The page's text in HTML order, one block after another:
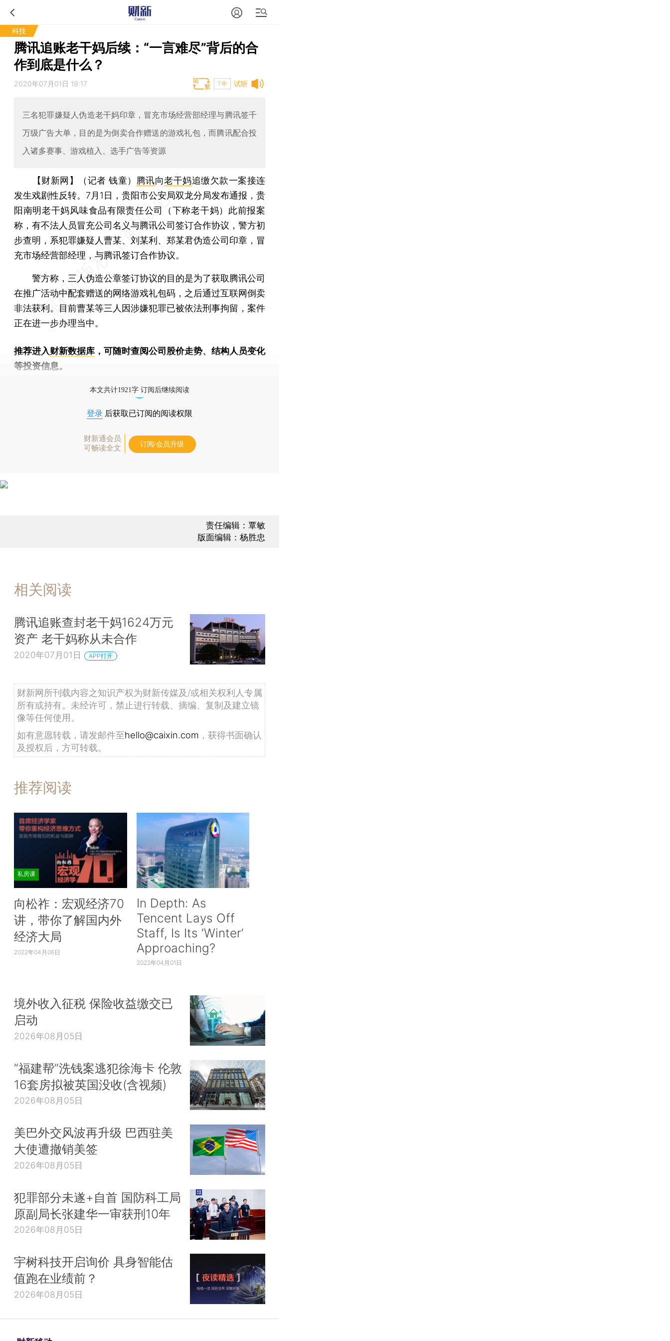
科技
腾讯追账老干妈后续：“一言难尽”背后的合
作到底是什么？
试听
2020年07月01日 19:17 T中
三名犯罪嫌疑人伪造老干妈印章，冒充市场经营部经理与腾讯签千
万级广告大单，目的是为倒卖合作赠送的游戏礼包，而腾讯配合投
入诸多赛事、游戏植入、选手广告等资源
【财新网】（记者 钱童） 腾讯向老干妈追缴欠款一案接连
发生戏剧性反转。7月1日，贵阳市公安局双龙分局发布通报，贵
阳南明老干妈风味食品有限责任公司（下称老干妈）此前报案
称，有不法人员冒充公司名义与腾讯公司签订合作协议，警方初
步查明，系犯罪嫌疑人曹某、刘某利、郑某君伪造公司印章，冒
充市场经营部经理，与腾讯签订合作协议。
警方称，三人伪造公章签订协议的目的是为了获取腾讯公司
在推广活动中配套赠送的网络游戏礼包码，之后通过互联网倒卖
非法获利。目前曹某等三人因涉嫌犯罪已被依法刑事拘留，案件
正在进一步办理当中。
推荐进入财新数据库 ，可随时查阅公司股价走势、结构人员变化
等投资信息。
本文共计1921字 订阅后继续阅读
登录 后获取已订阅的阅读权限
财新通会员
可畅读全文
订阅/会员升级
责任编辑：覃敏
版面编辑：杨胜忠
相关阅读
腾讯追账查封老干妈1624万元
资产 老干妈称从未合作
2020年07月01日 APP打开
财新网所刊载内容之知识产权为财新传媒及/或相关权利人专属
所有或持有。未经许可，禁止进行转载、摘编、复制及建立镜
像等任何使用。
如有意愿转载，请发邮件至hello@caixin.com ，获得书面确认
及授权后，方可转载。
推荐阅读
私房课
向松祚：宏观经济70
讲，带你了解国内外
经济大局
2022年04月06日
In Depth: As
Tencent Lays Off
Staff, Is Its ‘Winter’
Approaching?
2022年04月01日
境外收入征税 保险收益缴交已
启动
2026年08月05日
“福建帮”洗钱案逃犯徐海卡 伦敦
16套房拟被英国没收(含视频)
2026年08月05日
美巴外交风波再升级 巴西驻美
大使遭撤销美签
2026年08月05日
犯罪部分未遂+自首 国防科工局
原副局长张建华一审获刑10年
2026年08月05日
宇树科技开启询价 具身智能估
值跑在业绩前？
2026年08月05日